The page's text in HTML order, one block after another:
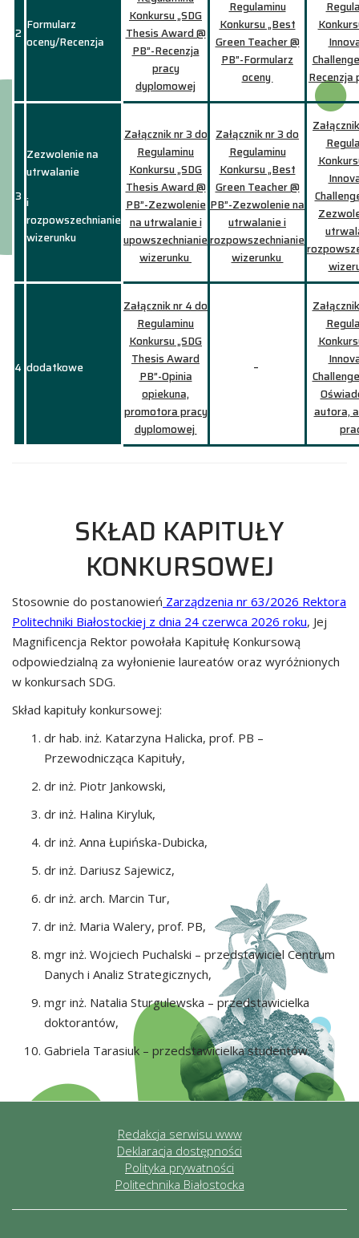
2
Formularz
oceny/Recenzja
Konkursu „SDG
Thesis Award @
PB”-Recenzja
pracy
dyplomowej
Regulaminu
Konkursu „Best
Green Teacher @
PB”-Formularz
oceny
3
Zezwolenie na
utrwalanie
i
rozpowszechnianie
wizerunku
Załącznik nr 3 do
Regulaminu
Konkursu „SDG
Thesis Award @
PB”-Zezwolenie
na utrwalanie i
upowszechnianie
wizerunku
Załącznik nr 3 do
Regulaminu
Konkursu „Best
Green Teacher @
PB”-Zezwolenie na
utrwalanie i
rozpowszechnianie
wizerunku
4 dodatkowe
Załącznik nr 4 do
Regulaminu
Konkursu „SDG
Thesis Award
PB”-Opinia
opiekuna,
promotora pracy
dyplomowej
–
autora,
SKŁAD KAPITUŁY
KONKURSOWEJ
Stosownie do postanowień Zarządzenia nr 63/2026 Rektora
Politechniki Białostockiej z dnia 24 czerwca 2026 roku, Jej
Magnificencja Rektor powołała Kapitułę Konkursową
odpowiedzialną za wyłonienie laureatów oraz wyróżnionych
w konkursach SDG.
Skład kapituły konkursowej:
dr hab. inż. Katarzyna Halicka, prof. PB –
Przewodnicząca Kapituły,
dr inż. Piotr Jankowski,
dr inż. Halina Kiryluk,
dr inż. Anna Łupińska-Dubicka,
dr inż. Dariusz Sajewicz,
dr inż. arch. Marcin Tur,
dr inż. Maria Walery, prof. PB,
mgr inż. Wojciech Puchalski – przedstawiciel Centrum
Danych i Analiz Strategicznych,
mgr inż. Natalia Sturgulewska – przedstawicielka
doktorantów,
Gabriela Tarasiuk – przedstawicielka studentów.
Redakcja serwisu www
Deklaracja dostępności
Polityka prywatności
Politechnika Białostocka